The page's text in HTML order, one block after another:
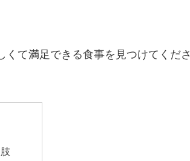
て満足できる食事を見つけてくださ